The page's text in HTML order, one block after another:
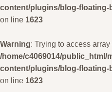
content/plugins/blog-
on line 1623
Warning: Trying to access
/home/c4069014/public_html/
content/plugins/blog-
on line 1623